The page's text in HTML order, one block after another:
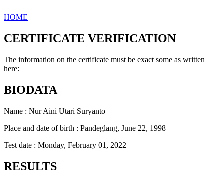
HOME
CERTIFICATE VERIFICATION
The information on the certificate must be exact some as written
here:
BIODATA
Name : Nur Aini Utari Suryanto
Place and date of birth : Pandeglang, June 22, 1998
Test date : Monday, February 01, 2022
RESULTS